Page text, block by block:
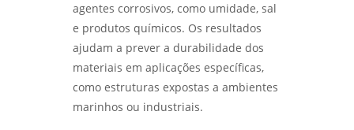
agentes corrosivos, como umidade, sal
e produtos químicos. Os resultados
ajudam a prever a durabilidade dos
materiais em aplicações específicas,
como estruturas expostas a ambientes
marinhos ou industriais.